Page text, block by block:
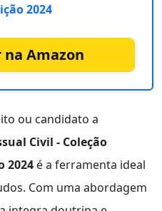
2024
Amazon
ou candidato a
Civil - Coleção
2024 é a ferramenta ideal
Com uma abordagem